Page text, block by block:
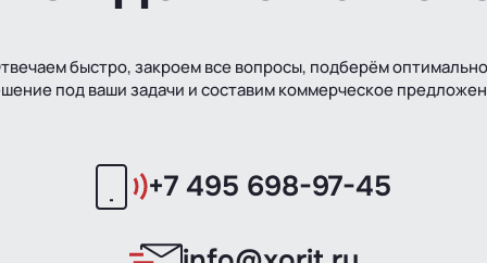
быстро, закроем все вопросы, подберём
под ваши задачи и составим коммерческое
+7 495 698-97-45